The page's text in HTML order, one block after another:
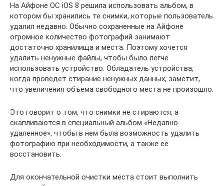
На Айфоне ОС iOS 8 решила использовать альбом, в
котором бы хранились те снимки, которые пользователь
удалил недавно. Обычно сохраненные на Айфоне
огромное количество фотографий занимают
достаточно хранилища и места. Поэтому хочется
удалить ненужные файлы, чтобы было легче
использовать устройство. Обладатель устройства,
когда проведет стирание ненужных данных, заметит,
что увеличения объема свободного места не произошло.
Это говорит о том, что снимки не стираются, а
скапливаются в специальный альбом «Недавно
удаленное», чтобы в нем была возможность удалить
фотографию при необходимости, а также её
восстановить.
Для окончательной очистки места стоит выполнить